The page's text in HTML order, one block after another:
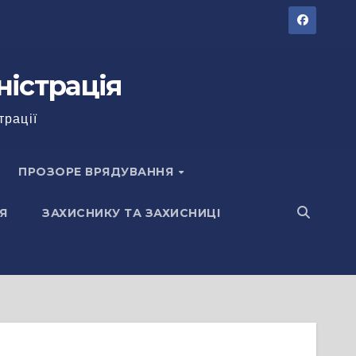
ПРОЗОРЕ ВРЯДУВАННЯ
ЗАХИСНИКУ ТА ЗАХИСНИЦІ